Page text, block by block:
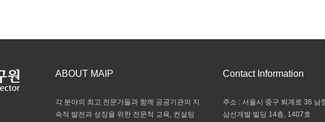
ABOUT MAIP Contact Information
각 분야의 최고 전문가들과 함께 공공기관의 지
속적 발전과 성장을 위한 전문적 교육, 컨설팅
주소 : 서울시 중구 퇴계로 36 남
삼선개발 빌딩 14층, 1407호